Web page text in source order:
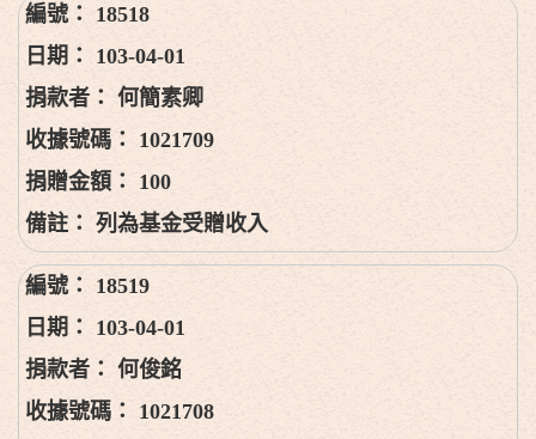
18518
103-04-01
何簡素卿
1021709
100
列為基金受贈收入
18519
103-04-01
何俊銘
1021708